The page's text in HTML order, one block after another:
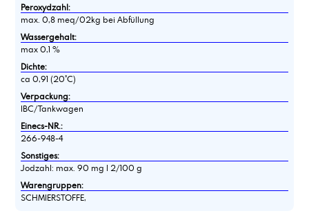
Peroxydzahl:
max. 0,8 meq/02kg bei Abfüllung
Wassergehalt:
max 0,1 %
Dichte:
ca 0,91 (20°C)
Verpackung:
IBC/Tankwagen
Einecs-NR.:
266-948-4
Sonstiges:
Jodzahl: max. 90 mg l 2/100 g
Warengruppen:
SCHMIERSTOFFE,